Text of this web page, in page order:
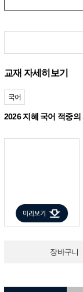
교재 자세히보기
국어
2026 지혜 국어 적중
장바구니